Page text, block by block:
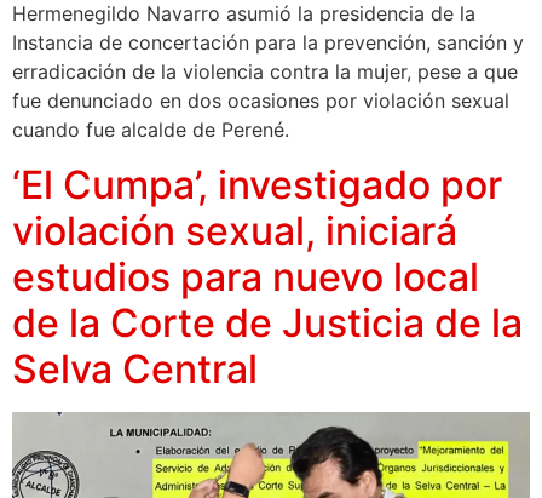
Hermenegildo Navarro asumió la presidencia de la
Instancia de concertación para la prevención, sanción y
erradicación de la violencia contra la mujer, pese a que
fue denunciado en dos ocasiones por violación sexual
cuando fue alcalde de Perené.
‘El Cumpa’, investigado por
violación sexual, iniciará
estudios para nuevo local
de la Corte de Justicia de la
Selva Central